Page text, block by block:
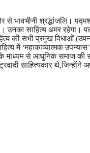
से भावभीनी श्रद्धांजलि।
उनका साहित्य अमर रहेगा।
की सभी प्रमुख विधाओं
में ‘महाकाव्यात्मक
माध्यम से आधुनिक समाज
साहित्यकार थे,जिन्होंने